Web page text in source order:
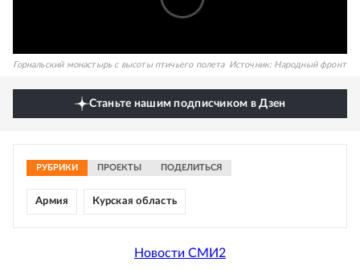
Горнальский монастырь с высоты птичьего полета Источник: Народный фронт
Станьте нашим подписчиком в Дзен
РУБРИКИ ПРОЕКТЫ ПОДЕЛИТЬСЯ
Армия Курская область
Новости СМИ2